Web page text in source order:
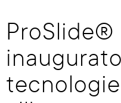
ProSlide®
tecnologie